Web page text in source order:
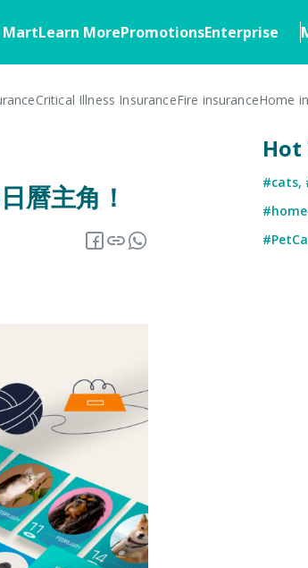
MartLearn MorePromotions
Insurance Offers
Enterprise
Corporate Partnership
Core Insurance System
Critical Illness InsuranceFire insuranceHome
曆主角！
Hot
#cats,